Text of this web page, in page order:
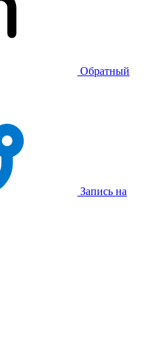
Обратный
Запись на